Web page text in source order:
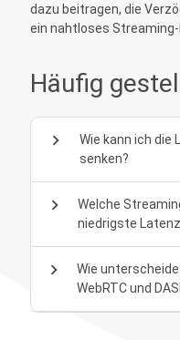
dazu beitragen, die
ein nahtloses
Häufig
chevron_right
Wie kann ich die
senken?
chevron_right
Welche
niedrigste
chevron_right
Wie
WebRTC und